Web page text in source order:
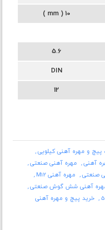
10 ( mm )
5.6
DIN
12
پیچ و مهره آهنی کیلویی
آهنی
مهره آهنی صنعتی
صنعتی
مهره آهنی M12
آهنی شش گوش صنعتی
خرید پیچ و مهره آهنی